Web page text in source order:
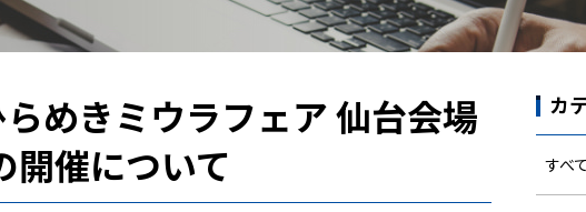
めきミウラフェア 仙台会場
催について
カ
すべて